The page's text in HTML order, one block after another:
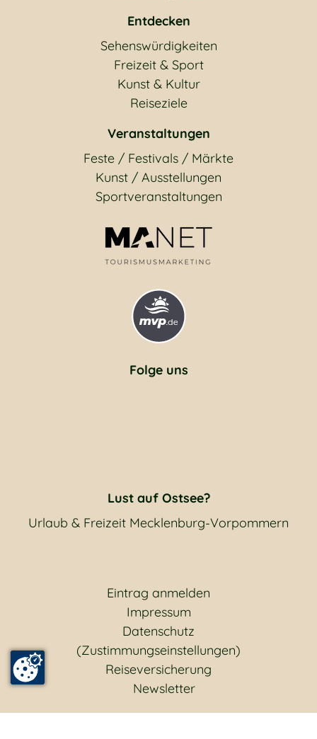
Entdecken
Sehenswürdigkeiten
Freizeit & Sport
Kunst & Kultur
Reiseziele
Veranstaltungen
Feste / Festivals / Märkte
Kunst / Ausstellungen
Sportveranstaltungen
Folge uns
Lust auf Ostsee?
Urlaub & Freizeit Mecklenburg-Vorpommern
Eintrag anmelden
Impressum
Datenschutz
(Zustimmungseinstellungen)
Reiseversicherung
Newsletter